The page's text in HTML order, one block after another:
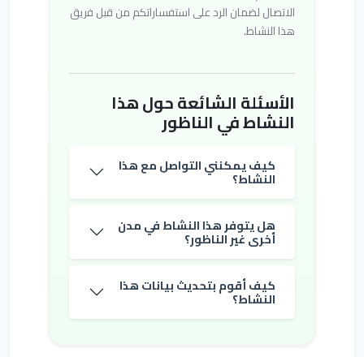
الاتصال لضمان الرد على استفساراتكم من قبل فريق
هذا النشاط.
الأسئلة الشائعة حول هذا
النشاط في الناظور
كيف يمكنني التواصل مع هذا
النشاط؟
هل يتوفر هذا النشاط في مدن
أخرى غير الناظور؟
كيف أقوم بتحديث بيانات هذا
النشاط؟